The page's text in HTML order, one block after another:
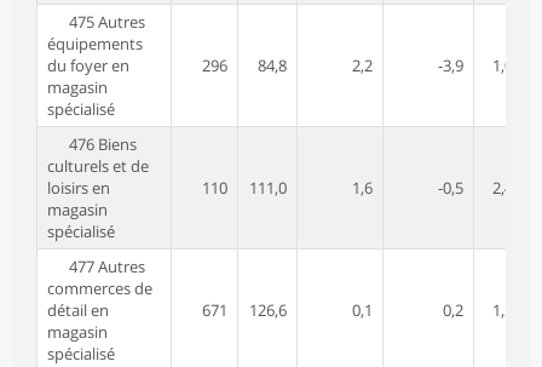
475 Autres
équipements
du foyer en
magasin
spécialisé
296 84,8 2,2 -3,9 1,0
476 Biens
culturels et de
loisirs en
magasin
spécialisé
110 111,0 1,6 -0,5 2,4
477 Autres
commerces de
détail en
magasin
spécialisé
671 126,6 0,1 0,2 1,2